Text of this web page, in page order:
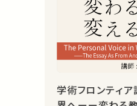
学術フロンティ